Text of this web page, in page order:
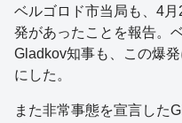
ベルゴロド市当局も、4
発があったことを報告。
Gladkov知事も、この爆
にした。
また非常事態を宣言した